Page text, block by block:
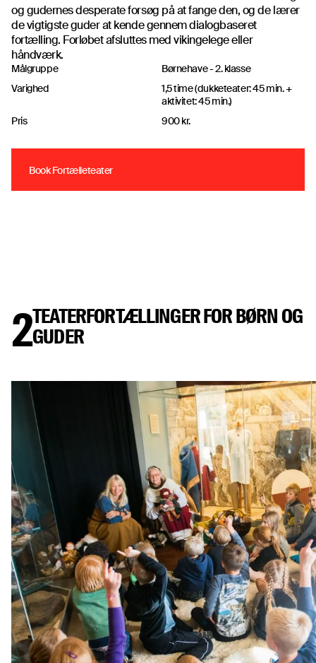
Målgruppe
Børnehave - 2. klasse
Varighed
1,5 time (dukketeater: 45 min. +
aktivitet: 45 min.)
Pris
900 kr.
Book Fortælleteater
og gudernes desperate forsøg på at fange den, og de lærer
de vigtigste guder at kende gennem dialogbaseret
fortælling. Forløbet afsluttes med vikingelege eller
håndværk.
TEATERFORTÆLLINGER FOR BØRN OG
GUDER
2